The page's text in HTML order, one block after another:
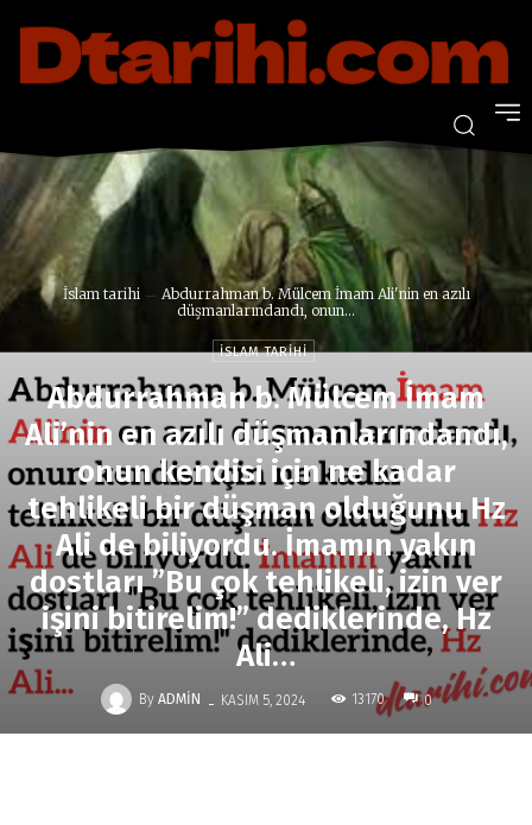
İslam tarihi
Abdurrahman b. Mülcem İmam Ali'nin en azılı
düşmanlarındandı, onun...
İSLAM TARIHI
Abdurrahman b. Mülcem İmam
Ali’nin en azılı düşmanlarındandı,
onun kendisi için ne kadar
tehlikeli bir düşman olduğunu Hz
Ali de biliyordu. İmamın yakın
dostları ”Bu çok tehlikeli, izin ver
işini bitirelim!” dediklerinde, Hz
Ali…
By ADMIN - KASIM 5, 2024 13170 0